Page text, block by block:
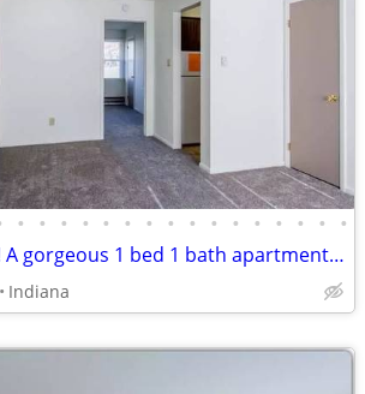
• • • • • • • • • • • • • • • •
Just right for you! A gorgeous 1 bed 1 bath apartment awaits!
Indiana